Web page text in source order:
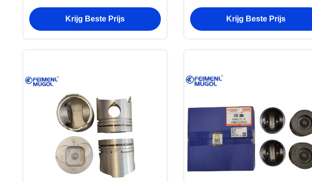
Motoronderdelen
Krijg Beste Prijs
ISUZU 4JH1 motoronderdelen
Krijg Beste Prijs